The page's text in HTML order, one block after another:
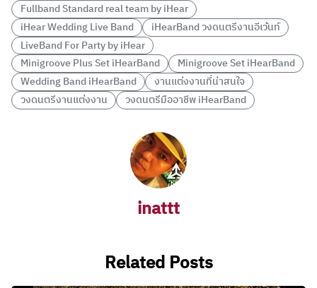
Fullband Standard real team by iHear
iHear Wedding Live Band
iHearBand วงดนตรีงานอีเว้นท์
LiveBand For Party by iHear
Minigroove Plus Set iHearBand
Minigroove Set iHearBand
Wedding Band iHearBand
งานแต่งงานที่น่าสนใจ
วงดนตรีงานแต่งงาน
วงดนตรีมืออาชีพ iHearBand
inattt
Related Posts